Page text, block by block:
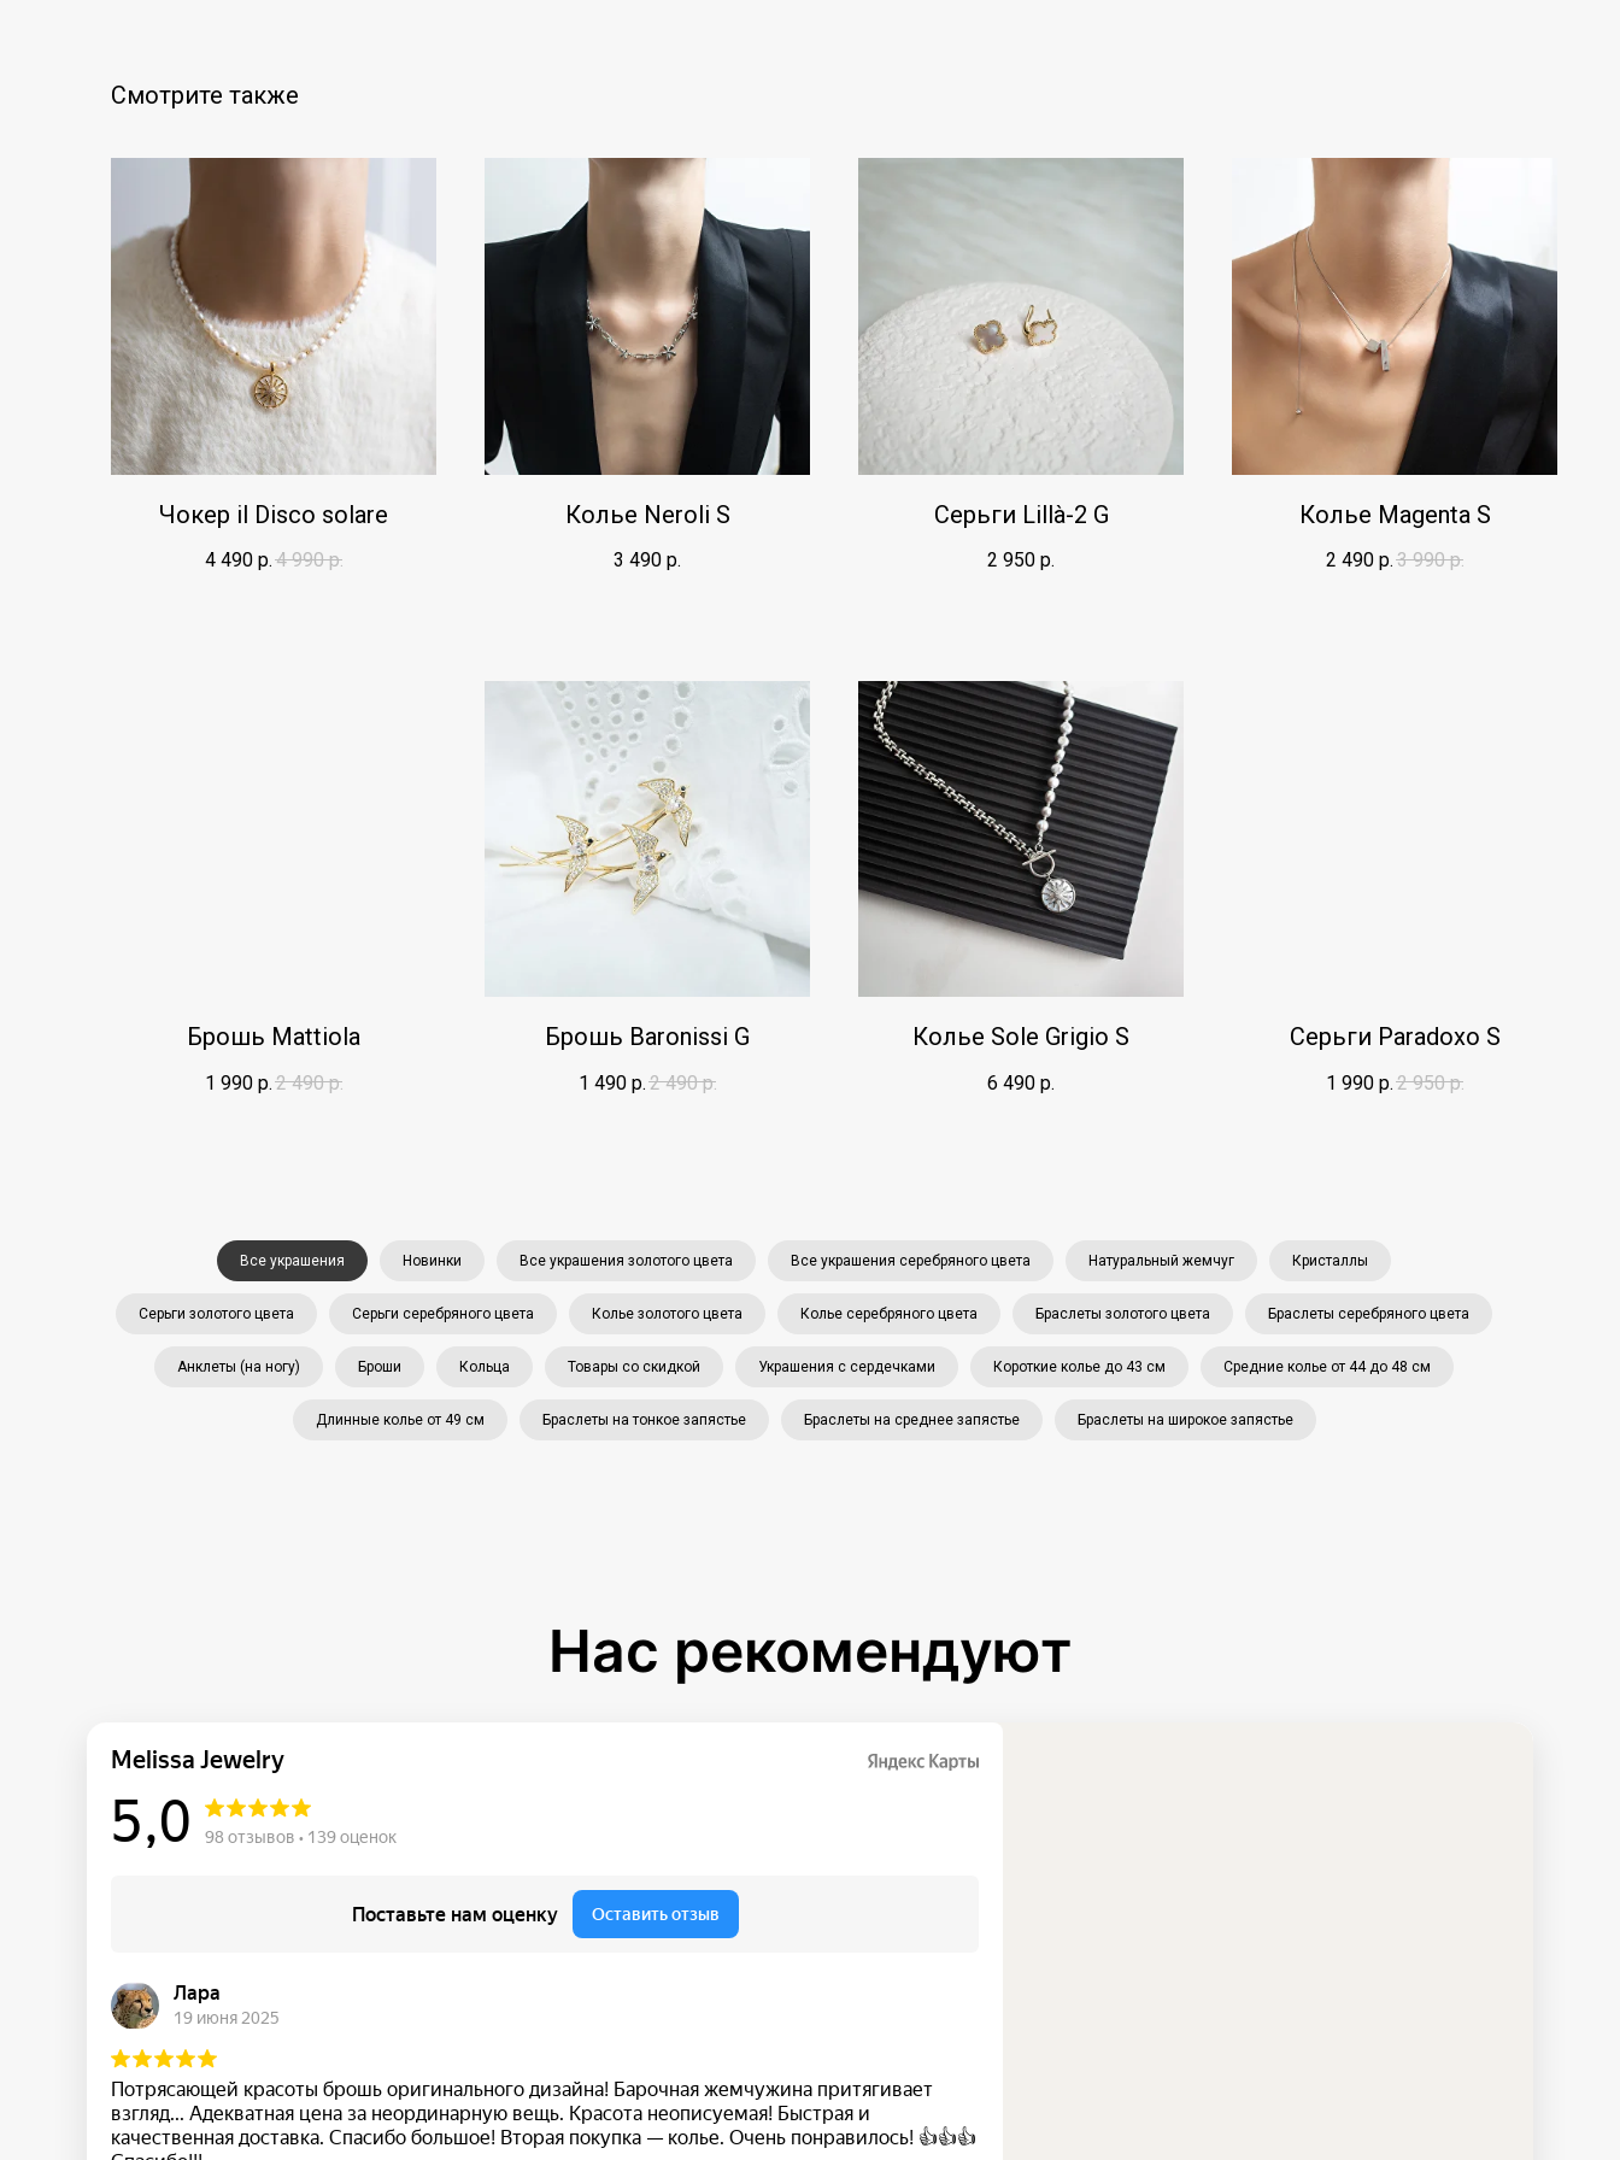
Смотрите также
Чокер il Disco solare
4 490 р.4 990 р.
Колье Neroli S
3 490 р.
Серьги Lillà-2 G
2 950 р.
Колье Magenta S
2 490 р.3 990 р.
Брошь Mattiola
1 990 р.2 490 р.
Брошь Baronissi G
1 490 р.2 490 р.
Колье Sole Grigio S
6 490 р.
Серьги Paradoxo S
1 990 р.2 950 р.
Все украшения Новинки Все украшения золотого цвета Все украшения серебряного цвета Натуральный жемчуг Кристаллы
Серьги золотого цвета Серьги серебряного цвета Колье золотого цвета Колье серебряного цвета Браслеты золотого цвета Браслеты серебряного цвета
Анклеты (на ногу) Броши Кольца Товары со скидкой Украшения с сердечками Короткие колье до 43 см Средние колье от 44 до 48 см
Длинные колье от 49 см Браслеты на тонкое запястье Браслеты на среднее запястье Браслеты на широкое запястье
Нас рекомендуют